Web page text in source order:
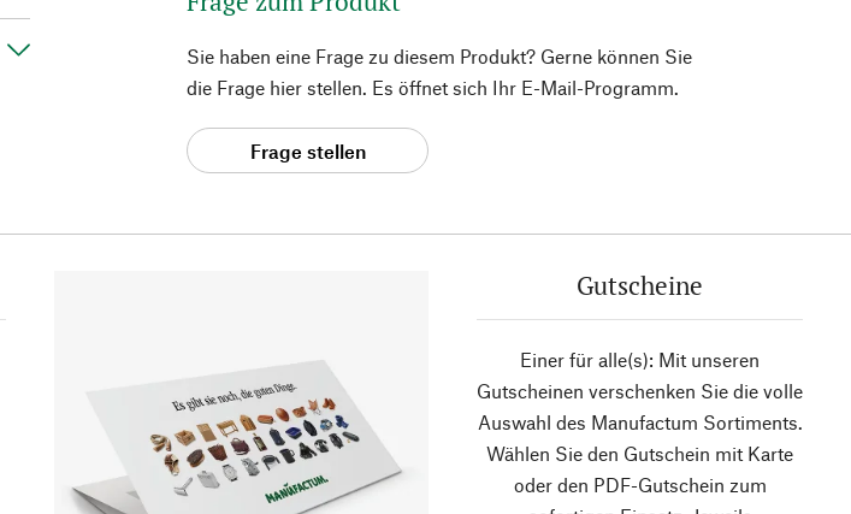
Sie haben eine Frage zu diesem Produkt? Gerne können Sie
die Frage hier stellen. Es öffnet sich Ihr E-Mail-Programm.
Frage stellen
Gutscheine
Einer für alle(s): Mit unseren
Gutscheinen verschenken Sie die volle
Auswahl des Manufactum Sortiments.
Wählen Sie den Gutschein mit Karte
oder den PDF-Gutschein zum